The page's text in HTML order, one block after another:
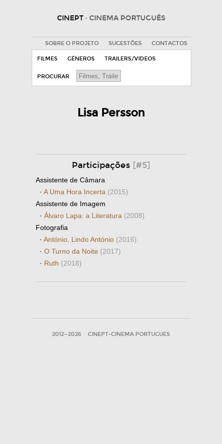
CINEPT · CINEMA PORTUGUÊS
SOBRE O PROJETO SUGESTÕES CONTACTOS
FILMES GÉNEROS TRAILERS/VIDEOS
PROCURAR
Lisa Persson
Participações [#5]
Assistente de Câmara
· A Uma Hora Incerta (2015)
Assistente de Imagem
· Álvaro Lapa: a Literatura (2008)
Fotografia
· António, Lindo António (2016)
· O Turno da Noite (2017)
· Ruth (2018)
2012—2026 CINEPT-CINEMA PORTUGUES